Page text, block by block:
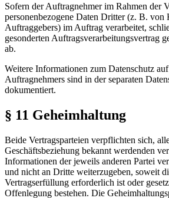
Sofern der Auftragnehmer im Rahmen der
personenbezogene Daten Dritter (z. B. von
Auftraggebers) im Auftrag verarbeitet,
gesonderten Auftragsverarbeitungsvertrag
ab.
Weitere Informationen zum Datenschutz
Auftragnehmers sind in der separaten
dokumentiert.
§ 11 Geheimhaltung
Beide Vertragsparteien verpflichten sich,
Geschäftsbeziehung bekannt werdenden
Informationen der jeweils anderen Partei
und nicht an Dritte weiterzugeben, soweit
Vertragserfüllung erforderlich ist oder
Offenlegung bestehen. Die